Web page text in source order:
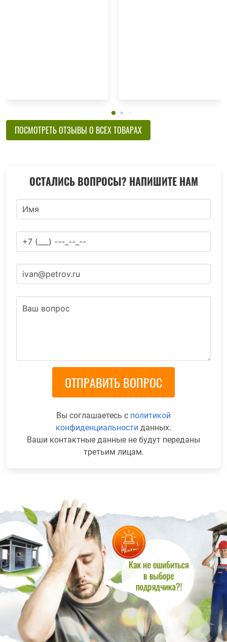
ПОСМОТРЕТЬ ОТЗЫВЫ О ВСЕХ ТОВАРАХ
ОСТАЛИСЬ ВОПРОСЫ? НАПИШИТЕ НАМ
Вы соглашаетесь с политикой
конфиденциальности данных.
Ваши контактные данные не будут переданы
третьим лицам.